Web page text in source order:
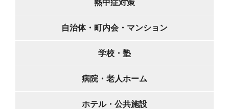
熱中症対策
自治体・町内会・マンション
学校・塾
病院・老人ホーム
ホテル・公共施設